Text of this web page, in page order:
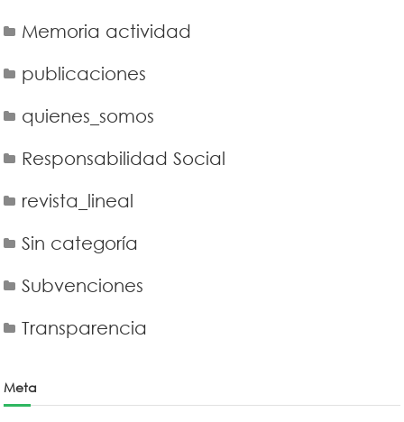
Memoria actividad
publicaciones
quienes_somos
Responsabilidad Social
revista_lineal
Sin categoría
Subvenciones
Transparencia
Meta